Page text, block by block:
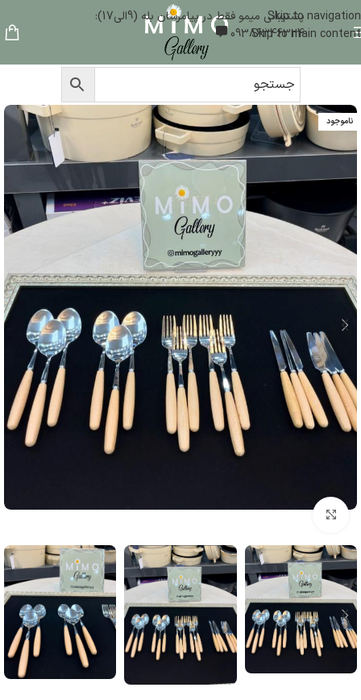
Skip to navigation
Skip to main content
پشتیبانی میمو فقط در پیامرسان بله (9الی17):
09386346324
ناموجود
بزرگنمایی تصویر